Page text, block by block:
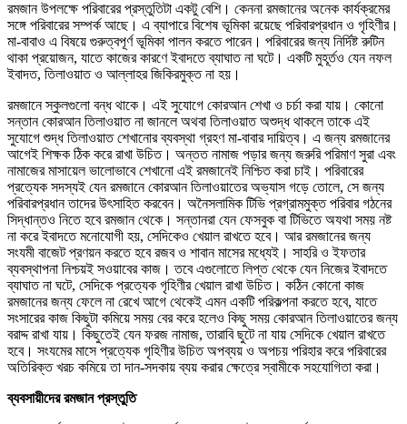
রমজান উপলক্ষে পরিবারের প্রস্তুতিটা একটু বেশি। কেননা রমজানের অনেক কার্যক্রমের
সঙ্গে পরিবারের সম্পর্ক আছে। এ ব্যাপারে বিশেষ ভূমিকা রয়েছে পরিবারপ্রধান ও গৃহিণীর।
মা-বাবাও এ বিষয়ে গুরুত্বপূর্ণ ভূমিকা পালন করতে পারেন। পরিবারের জন্য নির্দিষ্ট রুটিন
থাকা প্রয়োজন, যাতে কাজের কারণে ইবাদতে ব্যাঘাত না ঘটে। একটি মুহূর্তও যেন নফল
ইবাদত, তিলাওয়াত ও আল্লাহর জিকিরমুক্ত না হয়।
রমজানে স্কুলগুলো বন্ধ থাকে। এই সুযোগে কোরআন শেখা ও চর্চা করা যায়। কোনো
সন্তান কোরআন তিলাওয়াত না জানলে অথবা তিলাওয়াত অশুদ্ধ থাকলে তাকে এই
সুযোগে শুদ্ধ তিলাওয়াত শেখানোর ব্যবস্থা গ্রহণ মা-বাবার দায়িত্ব। এ জন্য রমজানের
আগেই শিক্ষক ঠিক করে রাখা উচিত। অন্তত নামাজ পড়ার জন্য জরুরি পরিমাণ সুরা এবং
নামাজের মাসায়েল ভালোভাবে শেখানো এই রমজানেই নিশ্চিত করা চাই। পরিবারের
প্রত্যেক সদস্যই যেন রমজানে কোরআন তিলাওয়াতের অভ্যাস গড়ে তোলে, সে জন্য
পরিবারপ্রধান তাদের উৎসাহিত করবেন। অনৈসলামিক টিভি প্রগ্রামমুক্ত পরিবার গঠনের
সিদ্ধান্তও নিতে হবে রমজান থেকে। সন্তানরা যেন ফেসবুক বা টিভিতে অযথা সময় নষ্ট
না করে ইবাদতে মনোযোগী হয়, সেদিকেও খেয়াল রাখতে হবে। আর রমজানের জন্য
সংযমী বাজেট প্রণয়ন করতে হবে রজব ও শাবান মাসের মধ্যেই। সাহরি ও ইফতার
ব্যবস্থাপনা নিশ্চয়ই সওয়াবের কাজ। তবে এগুলোতে লিপ্ত থেকে যেন নিজের ইবাদতে
ব্যাঘাত না ঘটে, সেদিকে প্রত্যেক গৃহিণীর খেয়াল রাখা উচিত। কঠিন কোনো কাজ
রমজানের জন্য ফেলে না রেখে আগে থেকেই এমন একটি পরিকল্পনা করতে হবে, যাতে
সংসারের কাজ কিছুটা কমিয়ে সময় বের করে হলেও কিছু সময় কোরআন তিলাওয়াতের জন্য
বরাদ্দ রাখা যায়। কিছুতেই যেন ফরজ নামাজ, তারাবি ছুটে না যায় সেদিকে খেয়াল রাখতে
হবে। সংযমের মাসে প্রত্যেক গৃহিণীর উচিত অপব্যয় ও অপচয় পরিহার করে পরিবারের
অতিরিক্ত খরচ কমিয়ে তা দান-সদকায় ব্যয় করার ক্ষেত্রে স্বামীকে সহযোগিতা করা।
ব্যবসায়ীদের রমজান প্রস্তুতি